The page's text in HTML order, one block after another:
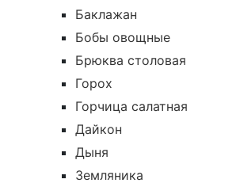
Баклажан
Бобы овощные
Брюква столовая
Горох
Горчица салатная
Дайкон
Дыня
Земляника